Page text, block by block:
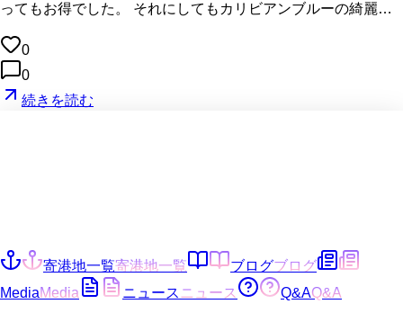
ってもお得でした。 それにしてもカリビアンブルーの綺麗…
0
0
続きを読む
寄港地一覧寄港地一覧 ブログブログ
MediaMedia ニュース ニュース Q&AQ&A